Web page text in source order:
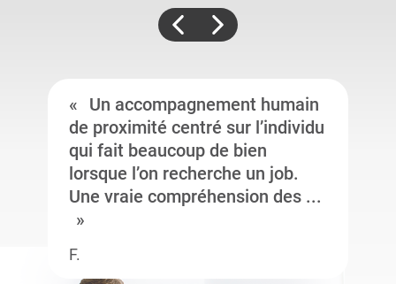
Un accompagnement humain
de proximité centré sur l’individu
qui fait beaucoup de bien
lorsque l’on recherche un job.
Une vraie compréhension des ...
F.